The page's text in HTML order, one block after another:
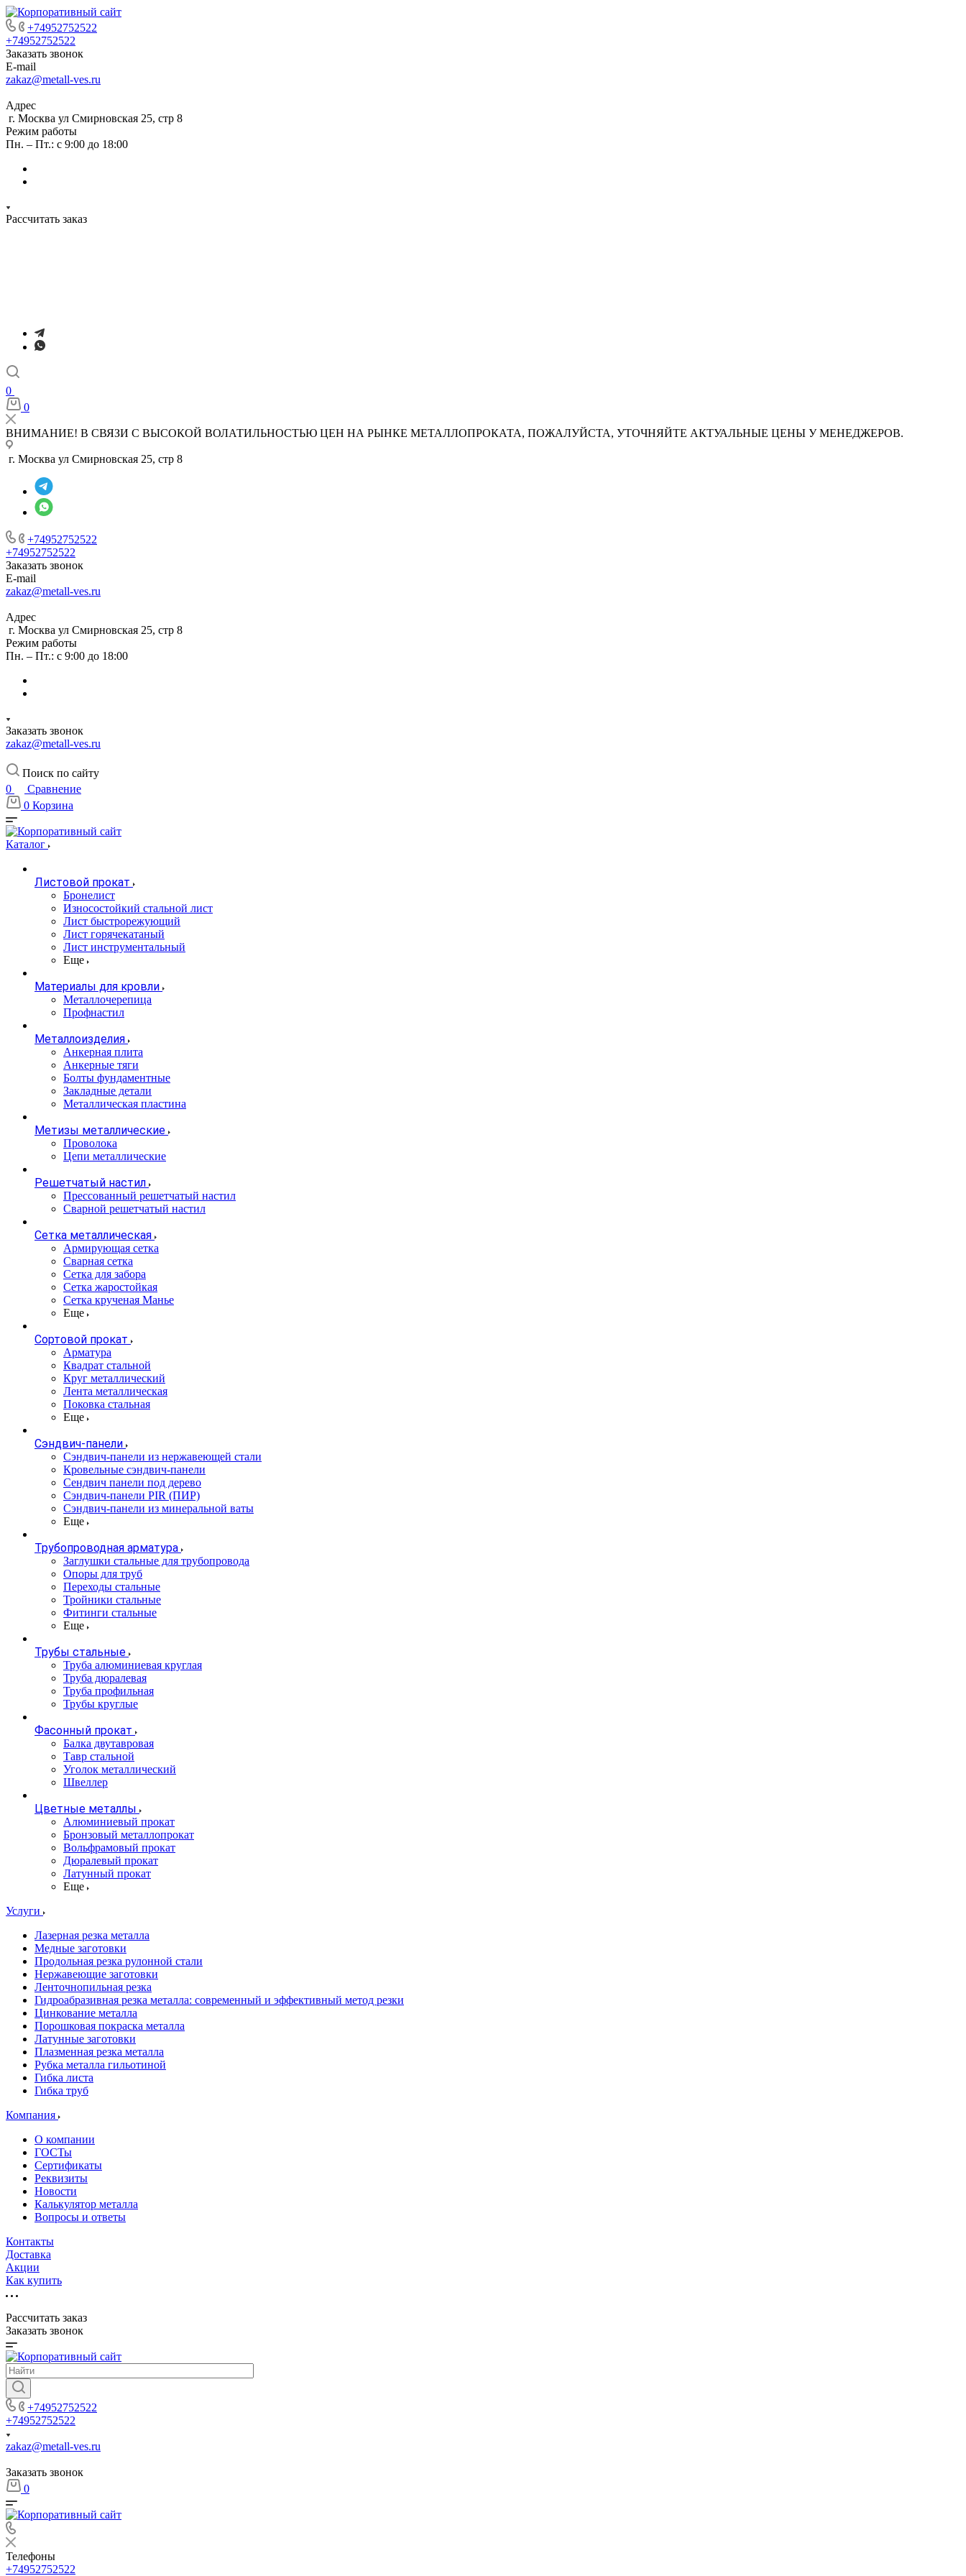
+74952752522
+74952752522
Заказать звонок
E-mail
zakaz@metall-ves.ru
Адрес
г. Москва ул Смирновская 25, стр 8
Режим работы
Пн. – Пт.: с 9:00 до 18:00
Рассчитать заказ
0
0
ВНИМАНИЕ! В СВЯЗИ С ВЫСОКОЙ ВОЛАТИЛЬНОСТЬЮ ЦЕН НА РЫНКЕ МЕТАЛЛОПРОКАТА, ПОЖАЛУЙСТА, УТОЧНЯЙТЕ АКТУАЛЬНЫЕ ЦЕНЫ У МЕНЕДЖЕРОВ.
г. Москва ул Смирновская 25, стр 8
+74952752522
+74952752522
Заказать звонок
E-mail
zakaz@metall-ves.ru
Адрес
г. Москва ул Смирновская 25, стр 8
Режим работы
Пн. – Пт.: с 9:00 до 18:00
Заказать звонок
zakaz@metall-ves.ru
Поиск по сайту
0
Сравнение
0 Корзина
Каталог
Листовой прокат
Бронелист
Износостойкий стальной лист
Лист быстрорежующий
Лист горячекатаный
Лист инструментальный
Еще
Материалы для кровли
Металлочерепица
Профнастил
Металлоизделия
Анкерная плита
Анкерные тяги
Болты фундаментные
Закладные детали
Металлическая пластина
Метизы металлические
Проволока
Цепи металлические
Решетчатый настил
Прессованный решетчатый настил
Сварной решетчатый настил
Сетка металлическая
Армирующая сетка
Сварная сетка
Сетка для забора
Сетка жаростойкая
Сетка крученая Манье
Еще
Сортовой прокат
Арматура
Квадрат стальной
Круг металлический
Лента металлическая
Поковка стальная
Еще
Сэндвич-панели
Cэндвич-панели из нержавеющей стали
Кровельные сэндвич-панели
Сендвич панели под дерево
Сэндвич-панели PIR (ПИР)
Сэндвич-панели из минеральной ваты
Еще
Трубопроводная арматура
Заглушки стальные для трубопровода
Опоры для труб
Переходы стальные
Тройники стальные
Фитинги стальные
Еще
Трубы стальные
Труба алюминиевая круглая
Труба дюралевая
Труба профильная
Трубы круглые
Фасонный прокат
Балка двутавровая
Тавр стальной
Уголок металлический
Швеллер
Цветные металлы
Алюминиевый прокат
Бронзовый металлопрокат
Вольфрамовый прокат
Дюралевый прокат
Латунный прокат
Еще
Услуги
Лазерная резка металла
Медные заготовки
Продольная резка рулонной стали
Нержавеющие заготовки
Ленточнопильная резка
Гидроабразивная резка металла: современный и эффективный метод резки
Цинкование металла
Порошковая покраска металла
Латунные заготовки
Плазменная резка металла
Рубка металла гильотиной
Гибка листа
Гибка труб
Компания
О компании
ГОСТы
Сертификаты
Реквизиты
Новости
Калькулятор металла
Вопросы и ответы
Контакты
Доставка
Акции
Как купить
Рассчитать заказ
Заказать звонок
+74952752522
+74952752522
zakaz@metall-ves.ru
Заказать звонок
0
Телефоны
+74952752522